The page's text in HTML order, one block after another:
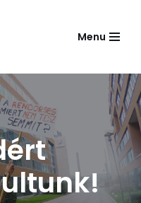
Menu